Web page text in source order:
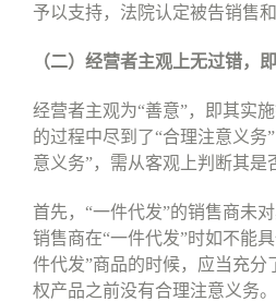
予以支持，法院认定被告销售
（二）经营者主观上无过错，
经营者主观为“善意”，即其实
的过程中尽到了“合理注意义务”
意义务”，需从客观上判断其是
首先， “一件代发”的销售商未
销售商在“一件代发”时如不能
件代发”商品的时候，应当充分
权产品之前没有合理注意义务。